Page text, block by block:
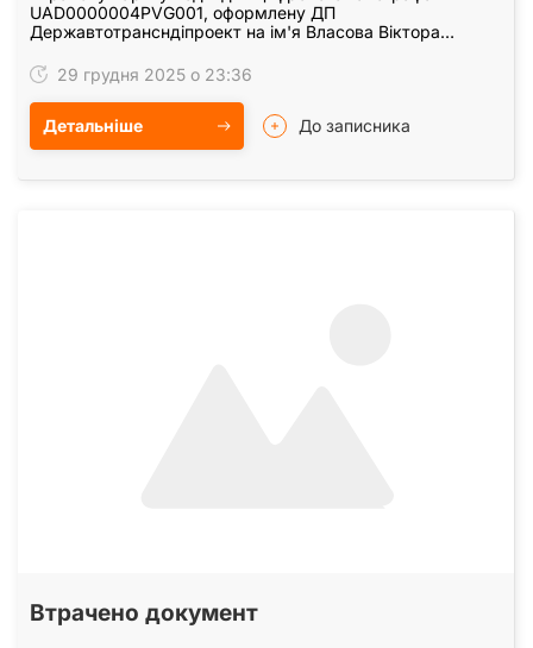
UAD0000004PVG001, оформлену ДП
Державтотрансндіпроект на ім'я Власова Віктора
29 грудня 2025 о 23:36
Детальніше До записника
Втрачено документ